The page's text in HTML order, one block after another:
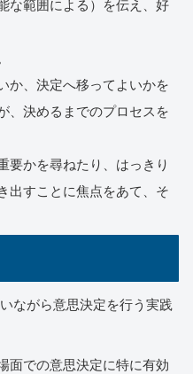
な範囲による）を伝え、好
、決定へ移ってよいかを
、決めるまでのプロセスを
要かを尋ねたり、はっきり
出すことに焦点をあて、そ
ながら意思決定を行う実践
面での意思決定に特に有効